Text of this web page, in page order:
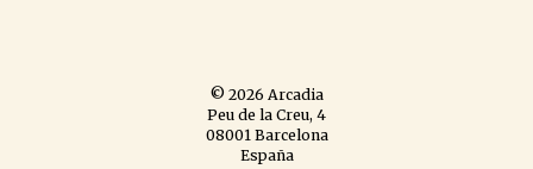
© 2026 Arcadia
Peu de la Creu, 4
08001 Barcelona
España